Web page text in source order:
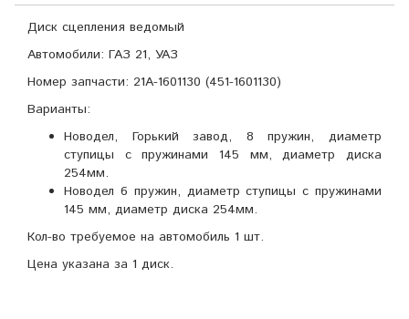
Диск сцепления ведомый
Автомобили: ГАЗ 21, УАЗ
Номер запчасти: 21А-1601130 (451-1601130)
Варианты:
Новодел, Горький завод, 8 пружин, диаметр
ступицы с пружинами 145 мм, диаметр диска
254мм.
Новодел 6 пружин, диаметр ступицы с пружинами
145 мм, диаметр диска 254мм.
Кол-во требуемое на автомобиль 1 шт.
Цена указана за 1 диск.